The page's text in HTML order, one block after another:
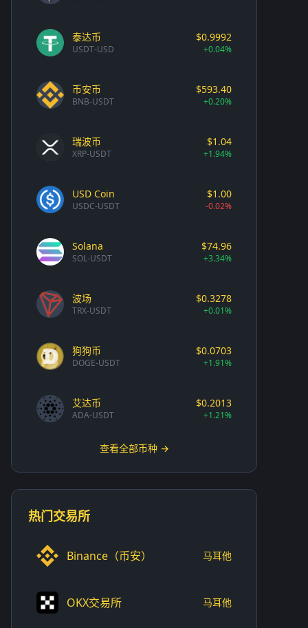
泰达币
USDT-USD
$0.9992
+0.04%
币安币
BNB-USDT
$593.40
+0.20%
瑞波币
XRP-USDT
$1.04
+1.94%
USD Coin
USDC-USDT
$1.00
-0.02%
Solana
SOL-USDT
$74.96
+3.34%
波场
TRX-USDT
$0.3278
+0.01%
狗狗币
DOGE-USDT
$0.0703
+1.91%
艾达币
ADA-USDT
$0.2013
+1.21%
查看全部币种 →
热门交易所
Binance（币安） 马耳他
OKX交易所 马耳他